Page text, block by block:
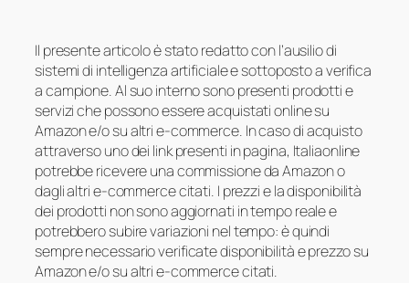
Il presente articolo è stato redatto con l’ausilio di
sistemi di intelligenza artificiale e sottoposto a verifica
a campione. Al suo interno sono presenti prodotti e
servizi che possono essere acquistati online su
Amazon e/o su altri e-commerce. In caso di acquisto
attraverso uno dei link presenti in pagina, Italiaonline
potrebbe ricevere una commissione da Amazon o
dagli altri e-commerce citati. I prezzi e la disponibilità
dei prodotti non sono aggiornati in tempo reale e
potrebbero subire variazioni nel tempo: è quindi
sempre necessario verificate disponibilità e prezzo su
Amazon e/o su altri e-commerce citati.